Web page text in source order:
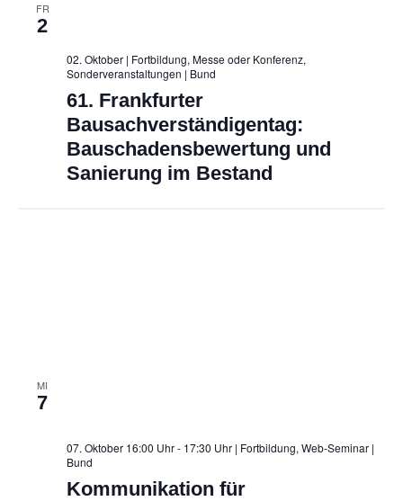
FR
2
02. Oktober | Fortbildung, Messe oder Konferenz,
Sonderveranstaltungen | Bund
61. Frankfurter
Bausachverständigentag:
Bauschadensbewertung und
Sanierung im Bestand
MI
7
07. Oktober 16:00 Uhr - 17:30 Uhr | Fortbildung, Web-Seminar |
Bund
Kommunikation für